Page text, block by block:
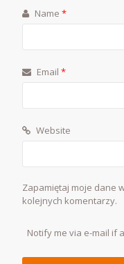
Name*
Email*
Website
Zapamiętaj moje dane
kolejnych komentarzy.
Notify me via e-mail if